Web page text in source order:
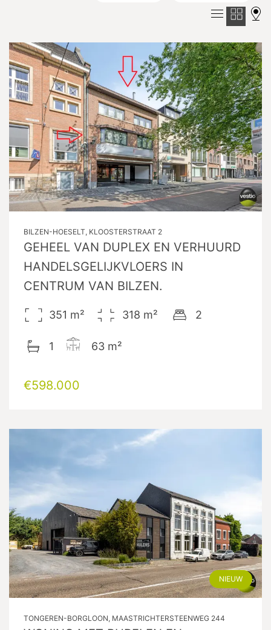
BILZEN-HOESELT, KLOOSTERSTRAAT 2
GEHEEL VAN DUPLEX EN VERHUURD
HANDELSGELIJKVLOERS IN
CENTRUM VAN BILZEN.
351 m² 318 m² 2
1 63 m²
€598.000
NIEUW
TONGEREN-BORGLOON, MAASTRICHTERSTEENWEG 244